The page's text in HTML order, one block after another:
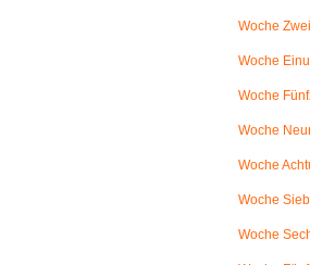
Woche
Woche
Woche
Woche
Woche
Woche
Woche